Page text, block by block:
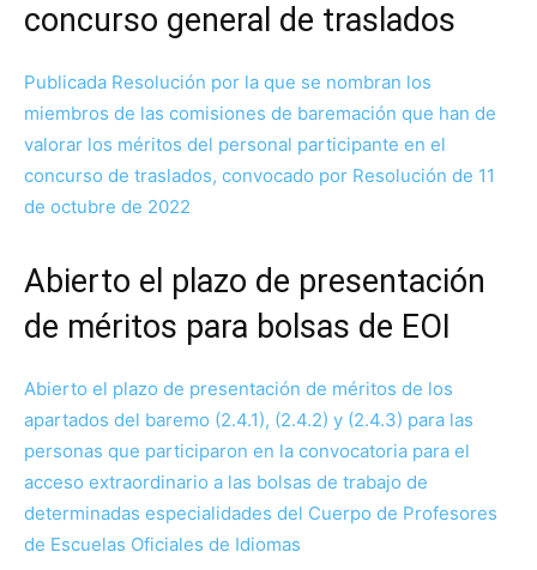
concurso general de traslados
Publicada Resolución por la que se nombran los
miembros de las comisiones de baremación que han de
valorar los méritos del personal participante en el
concurso de traslados, convocado por Resolución de 11
de octubre de 2022
Abierto el plazo de presentación
de méritos para bolsas de EOI
Abierto el plazo de presentación de méritos de los
apartados del baremo (2.4.1), (2.4.2) y (2.4.3) para las
personas que participaron en la convocatoria para el
acceso extraordinario a las bolsas de trabajo de
determinadas especialidades del Cuerpo de Profesores
de Escuelas Oficiales de Idiomas